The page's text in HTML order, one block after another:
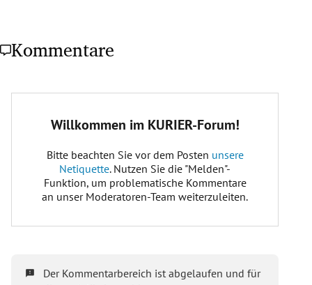
Kommentare